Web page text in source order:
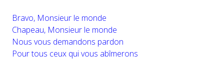
Bravo, Monsieur le monde
Chapeau, Monsieur le monde
Nous vous demandons pardon
Pour tous ceux qui vous abîmerons